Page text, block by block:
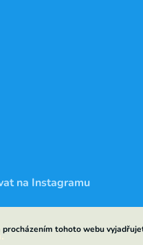
tohoto webu
na Instagramu